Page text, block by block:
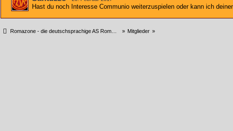
Hast du noch Interesse Communio weiterzuspielen oder kann ich
Romazone - die deutschsprachige AS Roma Community » Mitglieder »